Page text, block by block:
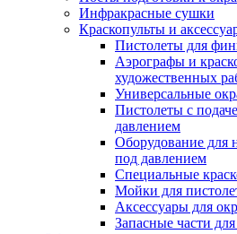
Инфракрасные сушки
Краскопульты и
Пистолеты для
Аэрографы и
художественных
Универсальные
Пистолеты с
давлением
Оборудование для
под давлением
Специальные
Мойки для
Аксессуары для
Запасные части для